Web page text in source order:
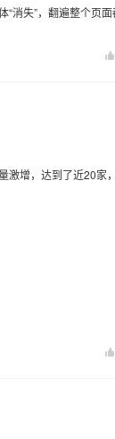
消失”，翻遍整个页
激增，达到了近20家